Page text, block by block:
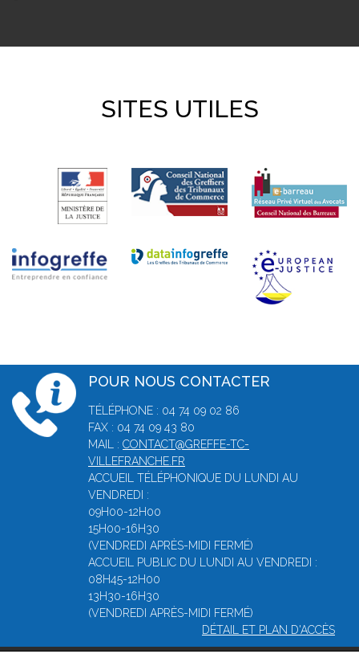
SITES UTILES
POUR NOUS CONTACTER
TÉLÉPHONE : 04 74 09 02 86
FAX : 04 74 09 43 80
MAIL : CONTACT@GREFFE-TC-
VILLEFRANCHE.FR
ACCUEIL TÉLÉPHONIQUE DU LUNDI AU
VENDREDI :
09H00-12H00
15H00-16H30
(VENDREDI APRÈS-MIDI FERMÉ)
ACCUEIL PUBLIC DU LUNDI AU VENDREDI :
08H45-12H00
13H30-16H30
(VENDREDI APRÈS-MIDI FERMÉ)
DÉTAIL ET PLAN D'ACCÈS